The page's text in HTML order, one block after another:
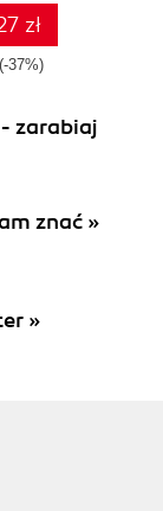
zł
(-37%)
zarabiaj
znać »
»